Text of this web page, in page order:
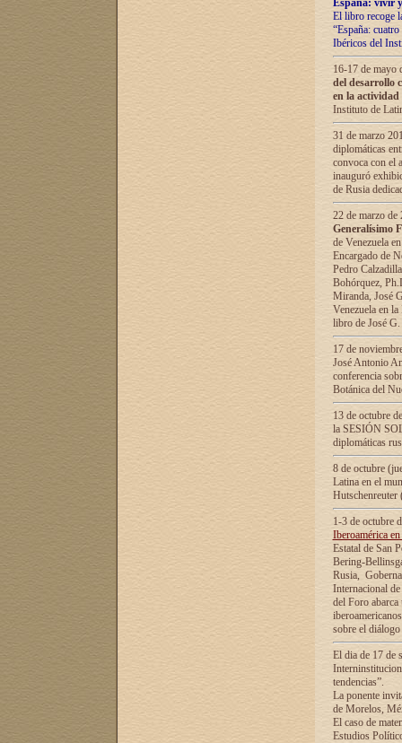
España: vivir
El libro recoge
“España:
Ibéricos del
16-17 de mayo
del desarrollo
en la
Instituto de
31 de marzo
diplomáticas
convoca con el
inauguró
de Rusia
22 de marzo
Generalísimo
de Venezuela
Encargado de
Pedro
Bohórquez,
Miranda, José
Venezuela en
libro de José
17 de
José Antonio
conferencia
Botánica del
13 de octubre
la SESIÓN
diplomáticas
8 de octubre
Latina en el
1-3 de octubre
Iberoamérica
Estatal de San
Bering-
Rusia,
Internacional
del Foro
sobre el
El dia de 17 de
tendencias”.
La ponente
de Morelos,
El caso de
Estudios